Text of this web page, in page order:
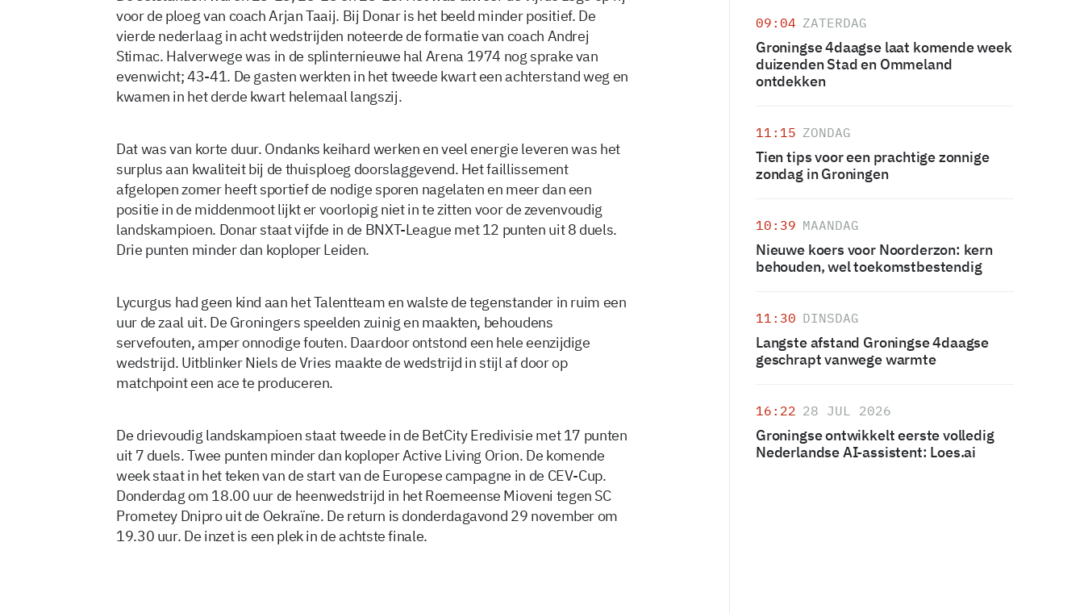
voor de ploeg van coach Arjan Taaij. Bij Donar is het beeld minder positief. De
vierde nederlaag in acht wedstrijden noteerde de formatie van coach Andrej
Stimac. Halverwege was in de splinternieuwe hal Arena 1974 nog sprake van
evenwicht; 43-41. De gasten werkten in het tweede kwart een achterstand weg en
kwamen in het derde kwart helemaal langszij.
Dat was van korte duur. Ondanks keihard werken en veel energie leveren was het
surplus aan kwaliteit bij de thuisploeg doorslaggevend. Het faillissement
afgelopen zomer heeft sportief de nodige sporen nagelaten en meer dan een
positie in de middenmoot lijkt er voorlopig niet in te zitten voor de zevenvoudig
landskampioen. Donar staat vijfde in de BNXT-League met 12 punten uit 8 duels.
Drie punten minder dan koploper Leiden.
Lycurgus had geen kind aan het Talentteam en walste de tegenstander in ruim een
uur de zaal uit. De Groningers speelden zuinig en maakten, behoudens
servefouten, amper onnodige fouten. Daardoor ontstond een hele eenzijdige
wedstrijd. Uitblinker Niels de Vries maakte de wedstrijd in stijl af door op
matchpoint een ace te produceren.
De drievoudig landskampioen staat tweede in de BetCity Eredivisie met 17 punten
uit 7 duels. Twee punten minder dan koploper Active Living Orion. De komende
week staat in het teken van de start van de Europese campagne in de CEV-Cup.
Donderdag om 18.00 uur de heenwedstrijd in het Roemeense Mioveni tegen SC
Prometey Dnipro uit de Oekraïne. De return is donderdagavond 29 november om
19.30 uur. De inzet is een plek in de achtste finale.
09:04 ZATERDAG
Groningse 4daagse laat komende week
duizenden Stad en Ommeland
ontdekken
11:15 ZONDAG
Tien tips voor een prachtige zonnige
zondag in Groningen
10:39 MAANDAG
Nieuwe koers voor Noorderzon: kern
behouden, wel toekomstbestendig
11:30 DINSDAG
Langste afstand Groningse 4daagse
geschrapt vanwege warmte
16:22 28 JUL 2026
Groningse ontwikkelt eerste volledig
Nederlandse AI-assistent: Loes.ai